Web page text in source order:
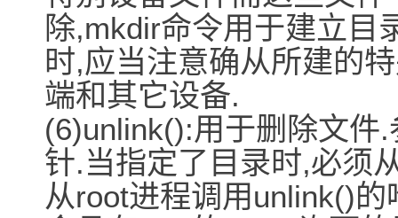
除,mkdir命令用于建立目
时,应当注意确从所建的
端和其它设备.
(6)unlink():用于删除文件
针.当指定了目录时,必须
从root进程调用unlink()